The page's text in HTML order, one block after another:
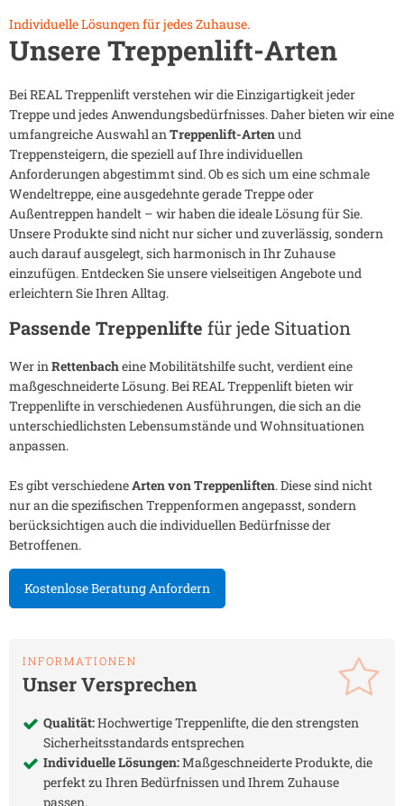
Individuelle Lösungen für jedes Zuhause.
Unsere Treppenlift-Arten
Bei REAL Treppenlift verstehen wir die Einzigartigkeit jeder
Treppe und jedes Anwendungsbedürfnisses. Daher bieten wir eine
umfangreiche Auswahl anTreppenlift-Artenund
Treppensteigern, die speziell auf Ihre individuellen
Anforderungen abgestimmt sind. Ob es sich um eine schmale
Wendeltreppe, eine ausgedehnte gerade Treppe oder
Außentreppen handelt – wir haben die ideale Lösung für Sie.
Unsere Produkte sind nicht nur sicher und zuverlässig, sondern
auch darauf ausgelegt, sich harmonisch in Ihr Zuhause
einzufügen. Entdecken Sie unsere vielseitigen Angebote und
erleichtern Sie Ihren Alltag.
Passende Treppenlifte für jede Situation
Wer inRettenbacheine Mobilitätshilfe sucht, verdient eine
maßgeschneiderte Lösung. Bei REAL Treppenlift bieten wir
Treppenlifte in verschiedenen Ausführungen, die sich an die
unterschiedlichsten Lebensumstände und Wohnsituationen
anpassen.
Es gibt verschiedeneArten von Treppenliften. Diese sind nicht
nur an die spezifischen Treppenformen angepasst, sondern
berücksichtigen auch die individuellen Bedürfnisse der
Betroffenen.
Kostenlose Beratung Anfordern
INFORMATIONEN
Unser Versprechen
Qualität:Hochwertige Treppenlifte, die den strengsten
Sicherheitsstandards entsprechen
Individuelle Lösungen:Maßgeschneiderte Produkte, die
perfekt zu Ihren Bedürfnissen und Ihrem Zuhause
passen.